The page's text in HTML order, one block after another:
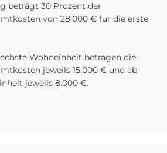
beträgt 30 Prozent der
von 28.000 € für die erste
Wohneinheit betragen die
jeweils 15.000 € und ab
jeweils 8.000 €.